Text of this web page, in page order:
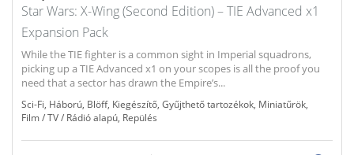
Star Wars: X-Wing (Second Edition) – TIE Advanced x1
Expansion Pack
While the TIE fighter is a common sight in Imperial squadrons,
picking up a TIE Advanced x1 on your scopes is all the proof you
need that a sector has drawn the Empire’s...
Sci-Fi, Háború, Blöff, Kiegészítő, Gyűjthető tartozékok, Miniatűrök,
Film / TV / Rádió alapú, Repülés